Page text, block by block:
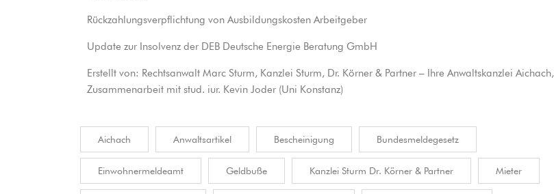
Rückzahlungsverpflichtung von Ausbildungskosten Arbeitgeber
Update zur Insolvenz der DEB Deutsche Energie Beratung GmbH
Erstellt von: Rechtsanwalt Marc Sturm, Kanzlei Sturm, Dr. Körner & Partner – Ihre Anwaltskanzlei
Zusammenarbeit mit stud. iur. Kevin Joder (Uni Konstanz)
Aichach Anwaltsartikel Bescheinigung Bundesmeldegesetz
Einwohnermeldeamt Geldbuße Kanzlei Sturm Dr. Körner & Partner Mieter